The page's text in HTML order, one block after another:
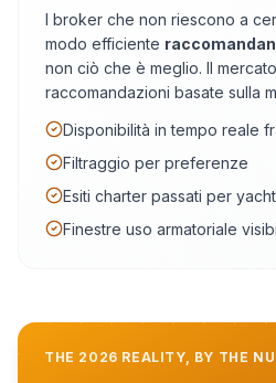
I broker che non riescono a
modo efficiente
non ciò che è meglio. Il
raccomandazioni basate sulla
Disponibilità in tempo reale
Filtraggio per preferenze
Esiti charter passati per yacht
Finestre uso armatoriale
THE 2026 REALITY, BY THE